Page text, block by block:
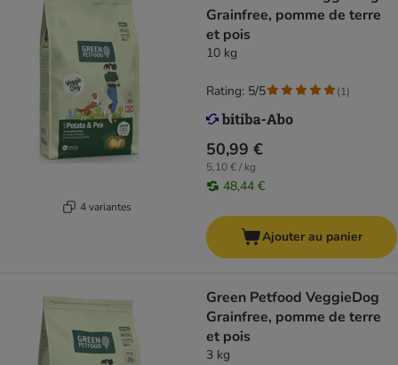
4 variantes
Grainfree, pomme de terre
et pois
10 kg
50,99 €
5,10 € / kg
48,44 €
Rating: 5/5 (1)
Ajouter au panier
Green Petfood VeggieDog
Grainfree, pomme de terre
et pois
3 kg